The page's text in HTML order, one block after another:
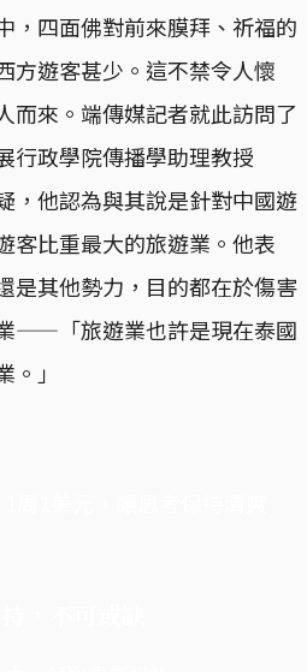
，四面佛對前來膜拜、祈福的
方遊客甚少。這不禁令人懷
而來。端傳媒記者就此訪問了
行政學院傳播學助理教授
，他認為與其說是針對中國遊
客比重最大的旅遊業。他表
是其他勢力，目的都在於傷害
——「旅遊業也許是現在泰國
」